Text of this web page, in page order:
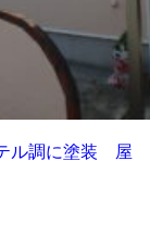
ル調に塗装 屋